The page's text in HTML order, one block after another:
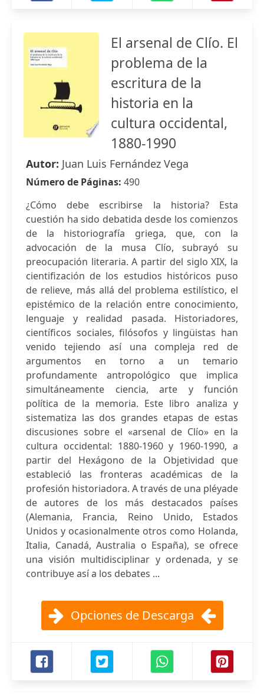
El arsenal de Clío. El
problema de la
escritura de la
historia en la
cultura occidental,
1880-1990
Autor: Juan Luis Fernández Vega
Número de Páginas: 490
¿Cómo debe escribirse la historia? Esta
cuestión ha sido debatida desde los comienzos
de la historiografía griega, que, con la
advocación de la musa Clío, subrayó su
preocupación literaria. A partir del siglo XIX, la
cientifización de los estudios históricos puso
de relieve, más allá del problema estilístico, el
epistémico de la relación entre conocimiento,
lenguaje y realidad pasada. Historiadores,
científicos sociales, filósofos y lingüistas han
venido tejiendo así una compleja red de
argumentos en torno a un temario
profundamente antropológico que implica
simultáneamente ciencia, arte y función
política de la memoria. Este libro analiza y
sistematiza las dos grandes etapas de estas
discusiones sobre el «arsenal de Clío» en la
cultura occidental: 1880-1960 y 1960-1990, a
partir del Hexágono de la Objetividad que
estableció las fronteras académicas de la
profesión historiadora. A través de una pléyade
de autores de los más destacados países
(Alemania, Francia, Reino Unido, Estados
Unidos y ocasionalmente otros como Holanda,
Italia, Canadá, Australia o España), se ofrece
una visión multidisciplinar y ordenada, y se
contribuye así a los debates ...
Opciones de Descarga